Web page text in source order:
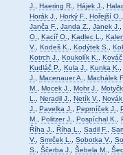
J.
Haering R. Hájek J.
Horák J.
Horký F. Hořejší O.
Janča F.
Janda Z. Janek J.
O.
Kacíř O. Kadlec L.
V.
Kodeš K. Kodýtek S.
Kotrch J.
Koukolík K. Kováč
Kudláč P.
Kula J. Kunka K.
J.
Macenauer A. Machálek F.
M.
Mocek J. Mohr J.
L.
Neradil J. Netík V. Novák
J.
Pavelka J. Peprníček J.
M.
Politzer J. Pospíchal K.
Říha J.
Říha L. Sadil F.
V.
Smrček L. Sobotka V.
S.
Ščerba J. Šebela M.